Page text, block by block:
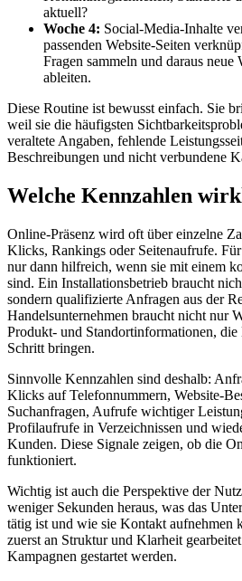
aktuell?
Woche 4: Social-Media-Inhalte
passenden Website-Seiten
Fragen sammeln und daraus neue
ableiten.
Diese Routine ist bewusst einfach. Sie
weil sie die häufigsten
veraltete Angaben, fehlende
Beschreibungen und nicht verbundene
Welche Kennzahlen
Online-Präsenz wird oft über einzelne
Klicks, Rankings oder Seitenaufrufe.
nur dann hilfreich, wenn sie mit einem
sind. Ein Installationsbetrieb braucht
sondern qualifizierte Anfragen aus der
Handelsunternehmen braucht nicht nur
Produkt- und Standortinformationen, die
Schritt bringen.
Sinnvolle Kennzahlen sind deshalb:
Klicks auf Telefonnummern, Website-
Suchanfragen, Aufrufe wichtiger
Profilaufrufe in Verzeichnissen und
Kunden. Diese Signale zeigen, ob die
funktioniert.
Wichtig ist auch die Perspektive der
weniger Sekunden heraus, was das
tätig ist und wie sie Kontakt aufnehmen
zuerst an Struktur und Klarheit
Kampagnen gestartet werden.